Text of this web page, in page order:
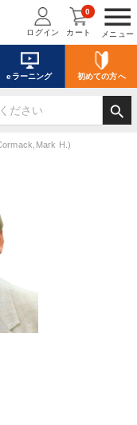
menu
メニュー
ログイン カート
0
eラーニング 初めての方へ
search
H.)